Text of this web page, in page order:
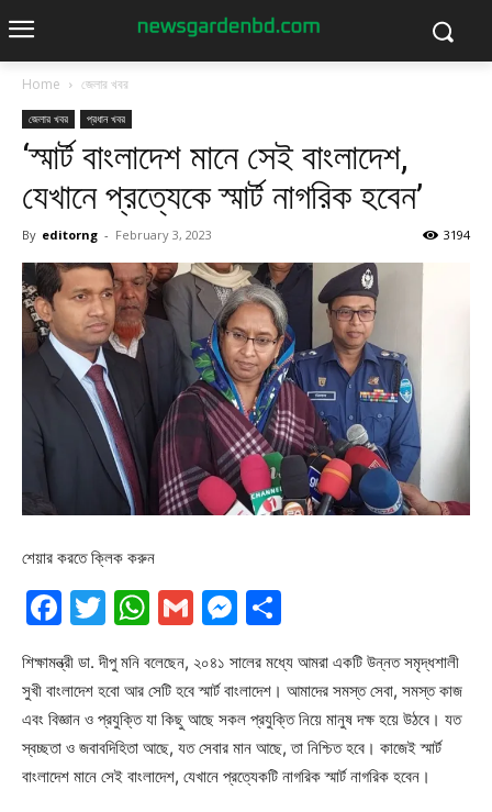
Home জেলার খবর
জেলার খবর প্রধান খবর
‘স্মার্ট বাংলাদেশ মানে সেই বাংলাদেশ,
যেখানে প্রত্যেকে স্মার্ট নাগরিক হবেন’
By editorng - February 3, 2023 3194
শেয়ার করতে ক্লিক করুন
Facebook
Twitter
WhatsApp
GmailMessenger
শিক্ষামন্ত্রী ডা. দীপু মনি বলেছেন, ২০৪১ সালের মধ্যে আমরা একটি উন্নত সমৃদ্ধশালী
সুখী বাংলাদেশ হবো আর সেটি হবে স্মার্ট বাংলাদেশ। আমাদের সমস্ত সেবা, সমস্ত কাজ
এবং বিজ্ঞান ও প্রযুক্তি যা কিছু আছে সকল প্রযুক্তি নিয়ে মানুষ দক্ষ হয়ে উঠবে। যত
স্বচ্ছতা ও জবাবদিহিতা আছে, যত সেবার মান আছে, তা নিশ্চিত হবে। কাজেই স্মার্ট
বাংলাদেশ মানে সেই বাংলাদেশ, যেখানে প্রত্যেকটি নাগরিক স্মার্ট নাগরিক হবেন।